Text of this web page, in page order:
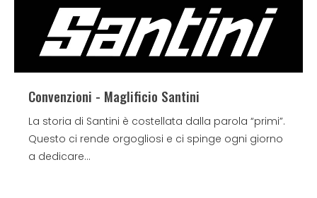
Convenzioni - Maglificio Santini
La storia di Santini è costellata dalla parola “primi”.
Questo ci rende orgogliosi e ci spinge ogni giorno
a dedicare...